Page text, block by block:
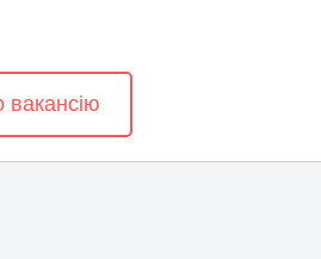
вакансію